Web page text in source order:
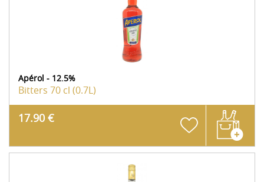
Apérol - 12.5%
Bitters 70 cl (0.7L)
17.90 €